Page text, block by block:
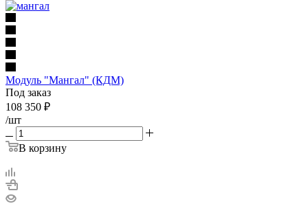
Модуль "Мангал" (КДМ)
Под заказ
108 350 ₽
/шт
В корзину